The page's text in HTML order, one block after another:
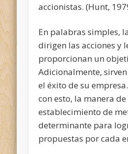
accionistas. (Hunt,
En palabras simples,
dirigen las acciones y
proporcionan un
Adicionalmente,
el éxito de su
con esto, la manera
establecimiento de
determinante para
propuestas por cada